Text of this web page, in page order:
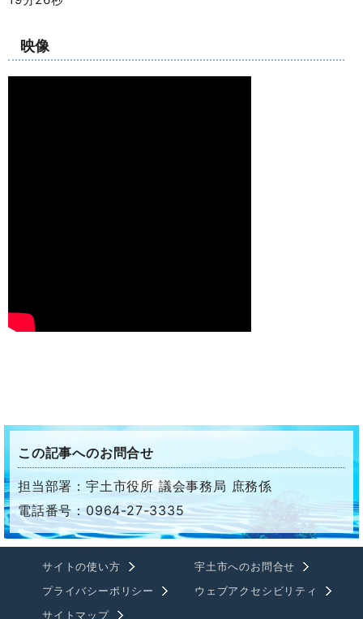
映像
この記事へのお問合せ
担当部署：宇土市役所 議会事務局 庶務係
電話番号：0964-27-3335
サイトの使い方
宇土市へのお問合せ
プライバシーポリシー
ウェブアクセシビリティ
サイトマップ